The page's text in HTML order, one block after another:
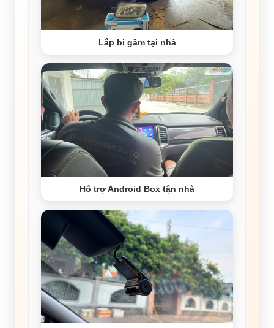
Lắp bi gầm tại nhà
Hỗ trợ Android Box tận nhà